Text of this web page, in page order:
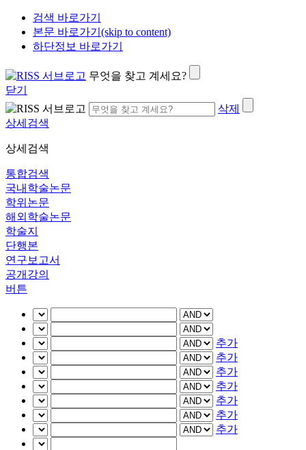
검색 바로가기
본문 바로가기(skip to content)
하단정보 바로가기
무엇을 찾고 계세요?
닫기
삭제
상세검색
상세검색
통합검색
국내학술논문
학위논문
해외학술논문
학술지
단행본
연구보고서
공개강의
버튼
추가
추가
추가
추가
추가
추가
추가